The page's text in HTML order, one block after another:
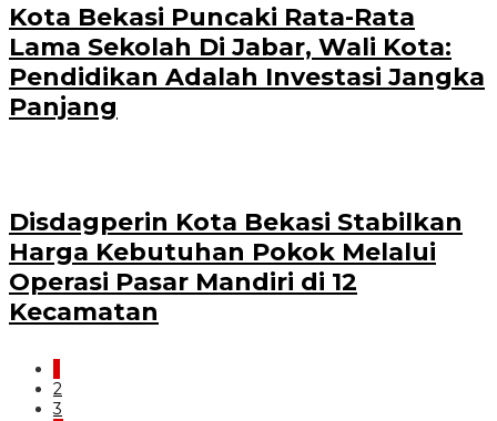
Kota Bekasi Puncaki Rata-Rata
Lama Sekolah Di Jabar, Wali Kota:
Pendidikan Adalah Investasi Jangka
Panjang
Disdagperin Kota Bekasi Stabilkan
Harga Kebutuhan Pokok Melalui
Operasi Pasar Mandiri di 12
Kecamatan
2
3